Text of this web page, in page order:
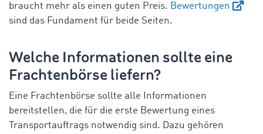
braucht mehr als einen guten Preis. Bewertungen
sind das Fundament für beide Seiten.
Welche Informationen sollte eine
Frachtenbörse liefern?
Eine Frachtenbörse sollte alle Informationen
bereitstellen, die für die erste Bewertung eines
Transportauftrags notwendig sind. Dazu gehören